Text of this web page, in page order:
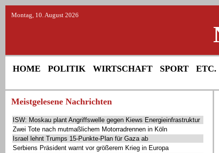
Montag, 10. August 2026
HOME POLITIK WIRTSCHAFT SPORT ETC.
Meistgelesene Nachrichten
ISW: Moskau plant Angriffswelle gegen Kiews Energieinfrastruktur
Zwei Tote nach mutmaßlichem Motorradrennen in Köln
Israel lehnt Trumps 15-Punkte-Plan für Gaza ab
Serbiens Präsident warnt vor größerem Krieg in Europa